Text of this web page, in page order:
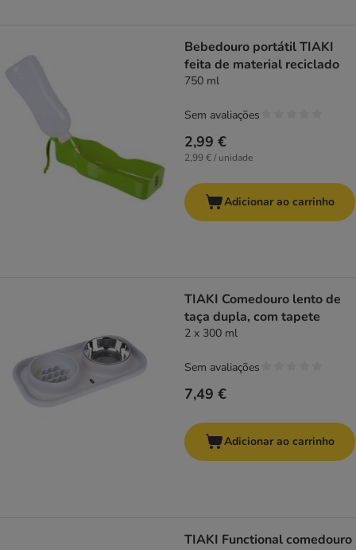
Bebedouro portátil TIAKI
feita de material reciclado
750 ml
2,99 €
2,99 € / unidade
Sem avaliações
Adicionar ao carrinho
TIAKI Comedouro lento de
taça dupla, com tapete
2 x 300 ml
7,49 €
Sem avaliações
Adicionar ao carrinho
TIAKI Functional comedouro